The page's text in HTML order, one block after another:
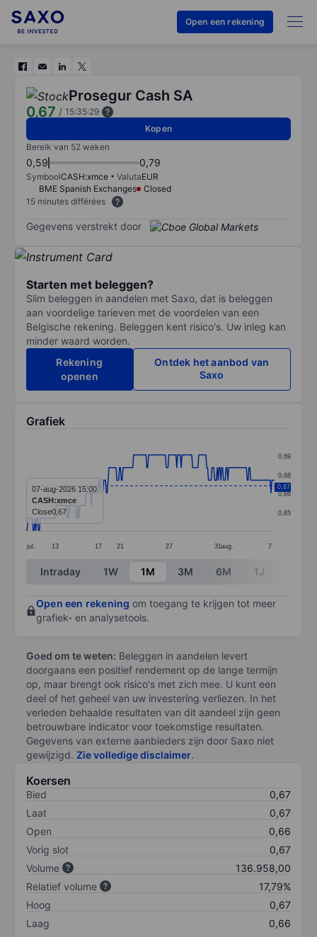
Open een rekening
Prosegur Cash SA
0,67 / 15:35:29
Kopen
Bereik van 52 weken
0,59 0,79
SymboolCASH:xmce ValutaEUR
BME Spanish Exchanges
Closed
15 minutes différées
Gegevens verstrekt door
Starten met beleggen?
Slim beleggen in aandelen met Saxo, dat is beleggen
aan voordelige tarieven met de voordelen van een
Belgische rekening. Beleggen kent risico's. Uw inleg kan
minder waard worden.
Rekening
openen
Ontdek het aanbod van
Saxo
Grafiek
Line chart with 283 data points.
The chart has 1 X axis displaying categories.
The chart has 1 Y axis displaying values. Data
jul. 13 17 21 27 31aug. 7
0,65
0,66
0,68
0,69
0,67
07-aug-2026 15:00
CASH:xmce
Close0,67
End of interactive chart.
Intraday 1W 1M 3M 6M 1J
Open een rekening om toegang te krijgen tot meer
grafiek- en analysetools.
Goed om te weten: Beleggen in aandelen levert
doorgaans een positief rendement op de lange termijn
op, maar brengt ook risico's met zich mee. U kunt een
deel of het geheel van uw investering verliezen. In het
verleden behaalde resultaten van dit aandeel zijn geen
betrouwbare indicator voor toekomstige resultaten.
Gegevens van externe aanbieders zijn door Saxo niet
gewijzigd. Zie volledige disclaimer.
Koersen
Bied
0,67
Laat
0,67
Open
0,66
Vorig slot
0,67
Volume
136.958,00
Relatief volume
17,79%
Hoog
0,67
Laag
0,66